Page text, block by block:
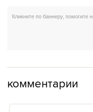
комментарии